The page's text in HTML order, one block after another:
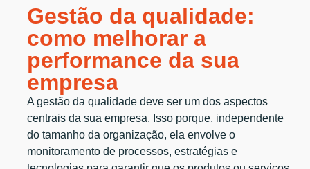
Gestão da qualidade:
como melhorar a
performance da sua
empresa
A gestão da qualidade deve ser um dos aspectos
centrais da sua empresa. Isso porque, independente
do tamanho da organização, ela envolve o
monitoramento de processos, estratégias e